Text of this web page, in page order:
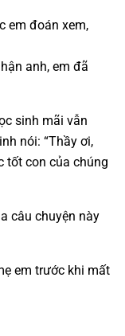
em đoán xem,
anh, em đã
sinh mãi vẫn
nói: “Thầy ơi,
tốt con của chúng
câu chuyện này
em trước khi mất